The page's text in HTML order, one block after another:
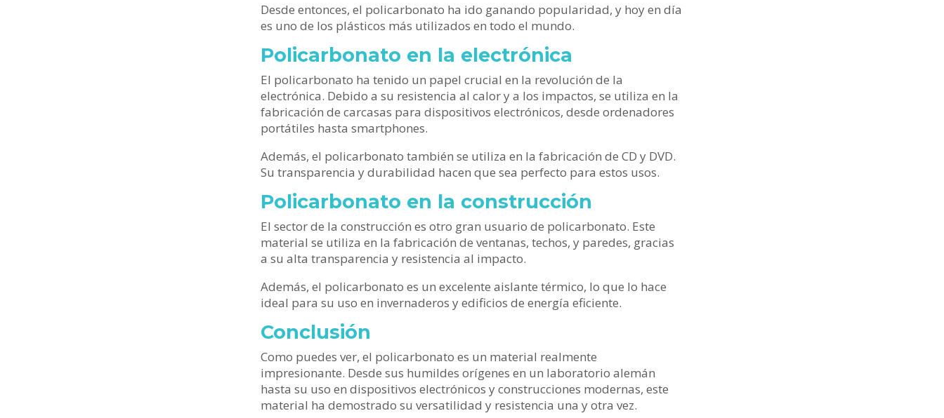
Desde entonces, el policarbonato ha ido ganando popularidad, y hoy en día
es uno de los plásticos más utilizados en todo el mundo.
Policarbonato en la electrónica
El policarbonato ha tenido un papel crucial en la revolución de la
electrónica. Debido a su resistencia al calor y a los impactos, se utiliza en la
fabricación de carcasas para dispositivos electrónicos, desde ordenadores
portátiles hasta smartphones.
Además, el policarbonato también se utiliza en la fabricación de CD y DVD.
Su transparencia y durabilidad hacen que sea perfecto para estos usos.
Policarbonato en la construcción
El sector de la construcción es otro gran usuario de policarbonato. Este
material se utiliza en la fabricación de ventanas, techos, y paredes, gracias
a su alta transparencia y resistencia al impacto.
Además, el policarbonato es un excelente aislante térmico, lo que lo hace
ideal para su uso en invernaderos y edificios de energía eficiente.
Conclusión
Como puedes ver, el policarbonato es un material realmente
impresionante. Desde sus humildes orígenes en un laboratorio alemán
hasta su uso en dispositivos electrónicos y construcciones modernas, este
material ha demostrado su versatilidad y resistencia una y otra vez.